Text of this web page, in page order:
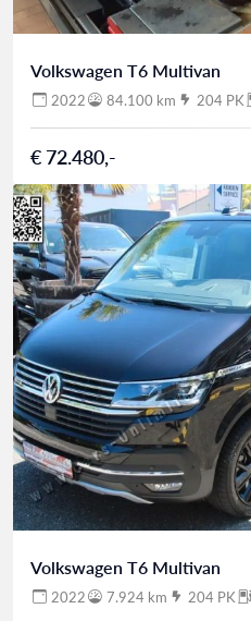
Volkswagen T6 Multivan
2022 84.100 km 204 PK
€ 72.480,-
Volkswagen T6 Multivan
2022 7.924 km 204 PK